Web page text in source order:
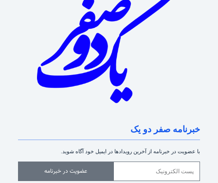
خبرنامه صفر دو یک
با عضویت در خبرنامه از آخرین رویدادها در ایمیل خود آگاه شوید.
عضویت در خبرنامه